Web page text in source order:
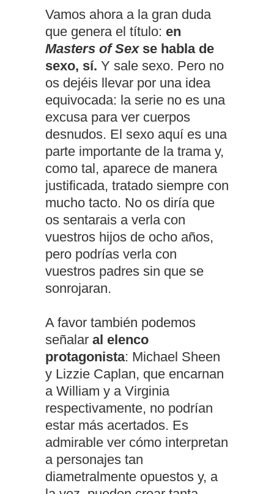
Vamos ahora a la gran duda
que genera el título: en
Masters of Sexse habla de
sexo, sí. Y sale sexo. Pero no
os dejéis llevar por una idea
equivocada: la serie no es una
excusa para ver cuerpos
desnudos. El sexo aquí es una
parte importante de la trama y,
como tal, aparece de manera
justificada, tratado siempre con
mucho tacto. No os diría que
os sentarais a verla con
vuestros hijos de ocho años,
pero podrías verla con
vuestros padres sin que se
sonrojaran.
A favor también podemos
señalar al elenco
protagonista: Michael Sheen
y Lizzie Caplan, que encarnan
a William y a Virginia
respectivamente, no podrían
estar más acertados. Es
admirable ver cómo interpretan
a personajes tan
diametralmente opuestos y, a